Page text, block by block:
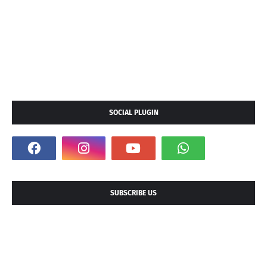
SOCIAL PLUGIN
SUBSCRIBE US